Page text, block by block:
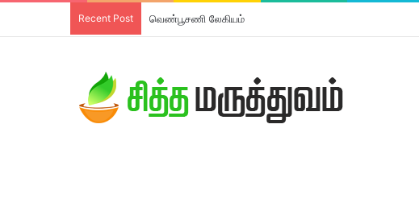
Recent Post வெண்பூசணி லேகியம்